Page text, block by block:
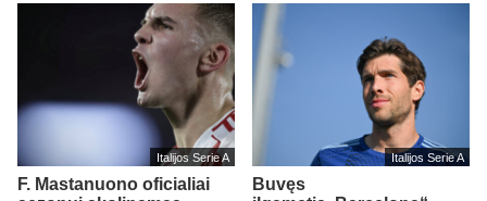
Italijos Serie A
F. Mastanuono oficialiai
Italijos Serie A
Buvęs